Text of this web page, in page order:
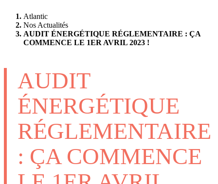
Atlantic
Nos Actualités
AUDIT ÉNERGÉTIQUE RÉGLEMENTAIRE : ÇA
COMMENCE LE 1ER AVRIL 2023 !
AUDIT
ÉNERGÉTIQUE
RÉGLEMENTAIRE
: ÇA COMMENCE